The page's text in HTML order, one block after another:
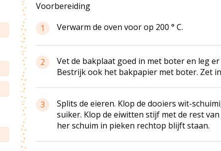
Voorbereiding
1
Verwarm de oven voor op 200 ° C.
2
Vet de bakplaat goed in met boter en leg
Bestrijk ook het bakpapier met boter. Zet
3
Splits de eieren. Klop de dooiers wit-
suiker. Klop de eiwitten stijf met de rest
her schuim in pieken rechtop blijft staan.